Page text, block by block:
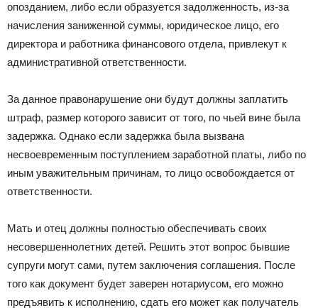
опозданием, либо если образуется задолженность, из-за
начисления заниженной суммы, юридическое лицо, его
директора и работника финансового отдела, привлекут к
административной ответственности.
За данное правонарушение они будут должны заплатить
штраф, размер которого зависит от того, по чьей вине была
задержка. Однако если задержка была вызвана
несвоевременным поступлением заработной платы, либо по
иным уважительным причинам, то лицо освобождается от
ответственности.
Мать и отец должны полностью обеспечивать своих
несовершеннолетних детей. Решить этот вопрос бывшие
супруги могут сами, путем заключения соглашения. После
того как документ будет заверен нотариусом, его можно
предъявить к исполнению, сдать его может как получатель